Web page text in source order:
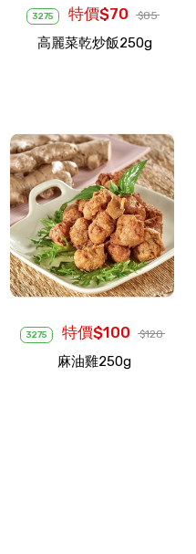
3275 特價$70 $85
高麗菜乾炒飯250g
3275 特價$100 $120
麻油雞250g